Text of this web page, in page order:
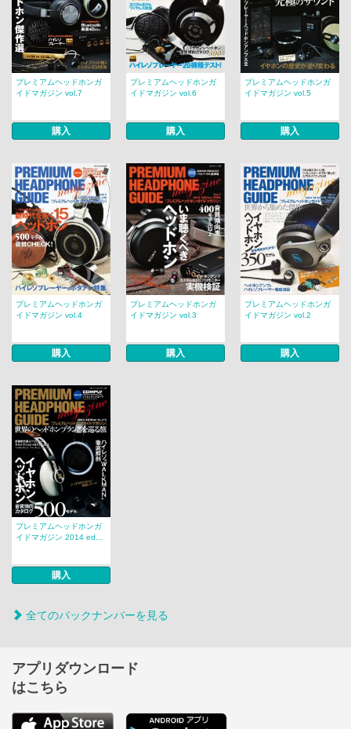
プレミアムヘッドホンガ
イドマガジン vol.7
購入
プレミアムヘッドホンガ
イドマガジン vol.6
購入
プレミアムヘッドホンガ
イドマガジン vol.5
購入
プレミアムヘッドホンガ
イドマガジン vol.4
購入
プレミアムヘッドホンガ
イドマガジン vol.3
購入
プレミアムヘッドホンガ
イドマガジン vol.2
購入
プレミアムヘッドホンガ
イドマガジン 2014 ed...
購入
全てのバックナンバーを見る
アプリダウンロード
はこちら